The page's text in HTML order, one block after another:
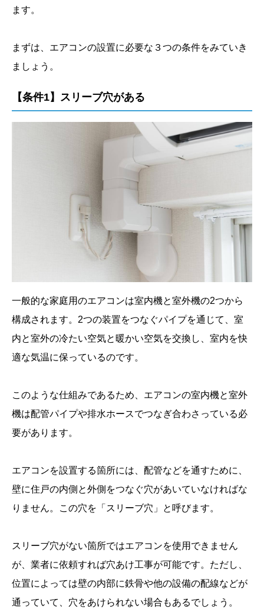
ます。
まずは、エアコンの設置に必要な３つの条件をみていき
ましょう。
【条件1】スリーブ穴がある
一般的な家庭用のエアコンは室内機と室外機の2つから
構成されます。2つの装置をつなぐパイプを通じて、室
内と室外の冷たい空気と暖かい空気を交換し、室内を快
適な気温に保っているのです。
このような仕組みであるため、エアコンの室内機と室外
機は配管パイプや排水ホースでつなぎ合わさっている必
要があります。
エアコンを設置する箇所には、配管などを通すために、
壁に住戸の内側と外側をつなぐ穴があいていなければな
りません。この穴を「スリーブ穴」と呼びます。
スリーブ穴がない箇所ではエアコンを使用できません
が、業者に依頼すれば穴あけ工事が可能です。ただし、
位置によっては壁の内部に鉄骨や他の設備の配線などが
通っていて、穴をあけられない場合もあるでしょう。